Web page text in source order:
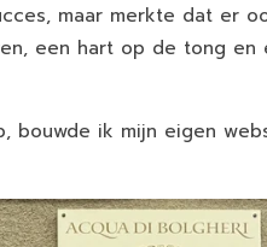
maar merkte dat er
een hart op de tong en
bouwde ik mijn eigen